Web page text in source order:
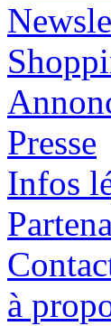
Presse
Infos
à